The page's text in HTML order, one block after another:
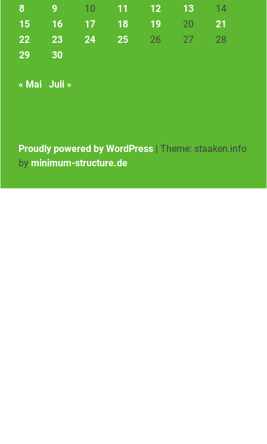
8
9 10 11 12 13
14
15
16 17 18 19 20
21
22
23 24 25 26 27
28
29
30
« Mai Juli »
Proudly powered by WordPress
Theme: staaken.info
by minimum-structure.de